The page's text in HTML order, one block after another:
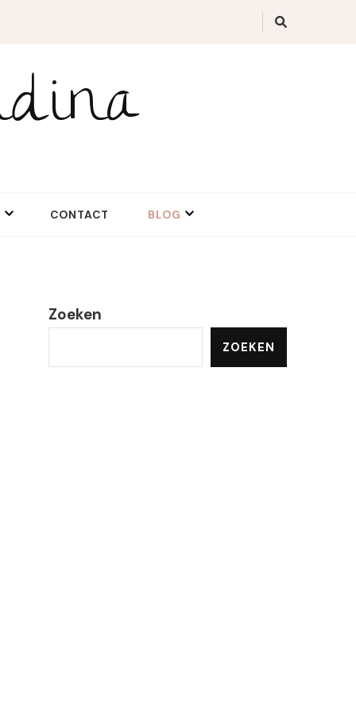
CONTACT BLOG
Zoeken
ZOEKEN